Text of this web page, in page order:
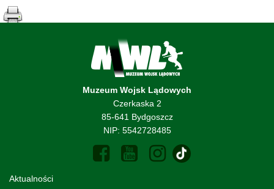
Muzeum Wojsk Lądowych
Czerkaska 2
85-641 Bydgoszcz
NIP: 5542728485
Aktualności